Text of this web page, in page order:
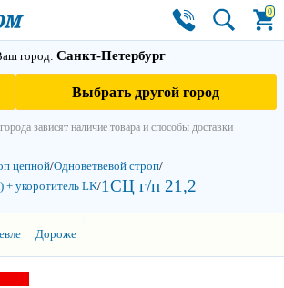
0
город: Санкт-Петербург
Выбрать другой город
зависят наличие товара и способы доставки
цепной/Одноветвевой строп/
+ укоротитель LK/1СЦ г/п 21,2
Дороже